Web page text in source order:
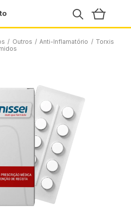
/ Outros / Anti-Inflamatório / Torxis